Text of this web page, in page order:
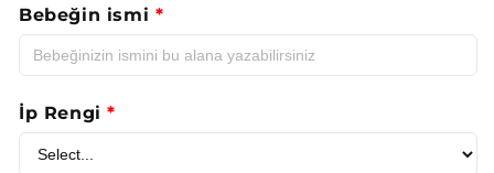
Pamuk
Müslin
Emzirme
Önlüğü
için
Müslin
Emzirme
Bebeğin ismi *
İp Rengi *